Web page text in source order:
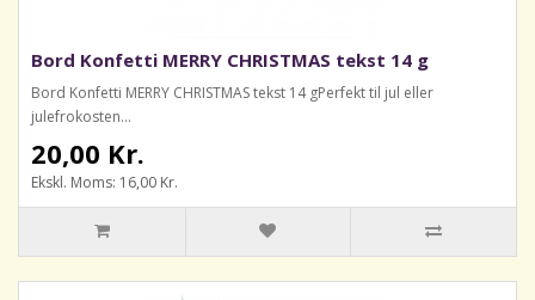
Bord Konfetti MERRY CHRISTMAS tekst 14 g
Bord Konfetti MERRY CHRISTMAS tekst 14 gPerfekt til jul eller
julefrokosten...
20,00 Kr.
Ekskl. Moms: 16,00 Kr.